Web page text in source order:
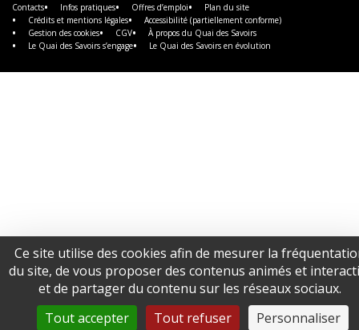
Ce site utilise des cookies afin de mesurer la
du site, de vous proposer des contenus animés et
et de partager du contenu sur les réseaux sociaux.
Tout accepter
Tout refuser Personnaliser
Contacts Infos pratiques Offres d’emploi
Plan du site
Crédits et mentions légales
Accessibilité (partiellement conforme)
Gestion des cookies
CGV
À propos du Quai des Savoirs
Le Quai des Savoirs s’engage
Le Quai des Savoirs en évolution